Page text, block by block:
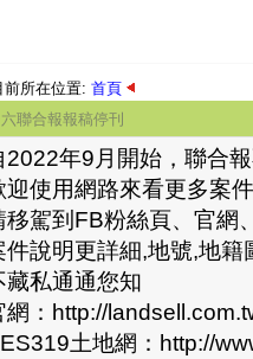
前所在位置: 首頁
聯合報報稿停刊
2022年9月開始，聯合
迎使用網路來看更多案件
移駕到FB粉絲頁、官網
件說明更詳細,地號,地籍
藏私通通您知
網：http://
土地網：http://